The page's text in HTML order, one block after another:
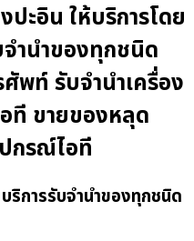
ปะอิน ให้บริการโดย
ำนำของทุกชนิด
พท์ รับจำนำเครื่อง
ที ขายของหลุด
กรณ์ไอที
ริการรับจำนำของทุกชนิด